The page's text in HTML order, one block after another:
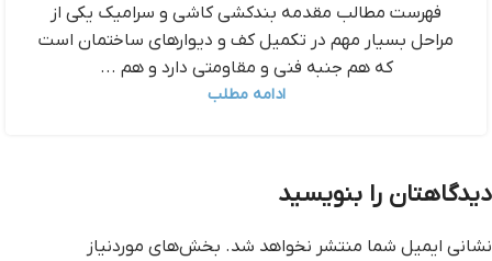
فهرست مطالب مقدمه‌ بندکشی کاشی و سرامیک یکی از
مراحل بسیار مهم در تکمیل کف و دیوارهای ساختمان است
که هم جنبه فنی و مقاومتی دارد و هم ...
ادامه مطلب
دیدگاهتان را بنویسید
نشانی ایمیل شما منتشر نخواهد شد. بخش‌های موردنیاز